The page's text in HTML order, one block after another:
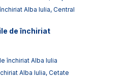
Alba Iulia, Central
de închiriat
închiriat Alba Iulia
Alba Iulia, Cetate